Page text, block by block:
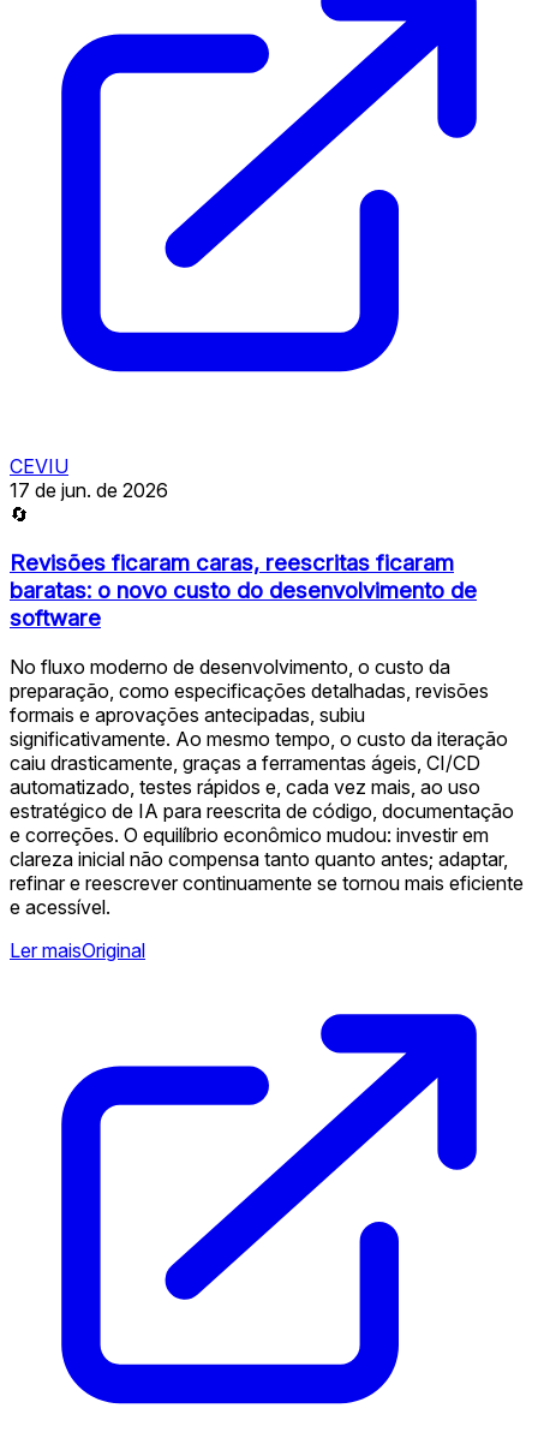
CEVIU
17 de jun. de 2026
🔄
Revisões ficaram caras, reescritas ficaram
baratas: o novo custo do desenvolvimento de
software
No fluxo moderno de desenvolvimento, o custo da
preparação, como especificações detalhadas, revisões
formais e aprovações antecipadas, subiu
significativamente. Ao mesmo tempo, o custo da iteração
caiu drasticamente, graças a ferramentas ágeis, CI/CD
automatizado, testes rápidos e, cada vez mais, ao uso
estratégico de IA para reescrita de código, documentação
e correções. O equilíbrio econômico mudou: investir em
clareza inicial não compensa tanto quanto antes; adaptar,
refinar e reescrever continuamente se tornou mais eficiente
e acessível.
Ler maisOriginal